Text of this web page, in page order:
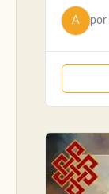
A por